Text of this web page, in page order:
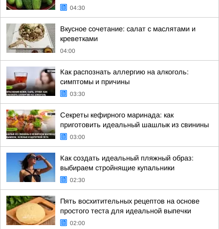
04:30
Вкусное сочетание: салат с маслятами и
креветками
04:00
Как распознать аллергию на алкоголь:
симптомы и причины
03:30
Секреты кефирного маринада: как
приготовить идеальный шашлык из свинины
03:00
Как создать идеальный пляжный образ:
выбираем стройнящие купальники
02:30
Пять восхитительных рецептов на основе
простого теста для идеальной выпечки
02:00